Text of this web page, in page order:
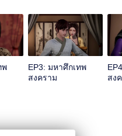
ะวัติของบิดานั้นเป็นปริศนา สองแม่
และต้องพึ่งพากันเพื่อเอาตัวรอด เพื่อ
พื่อปกป้องทุกสิ่งที่ตนเองรัก ฉินเฉิน
คว้นทั้งห้าของใต้หล้า และก้าวสู่
พ
EP3: มหาศึกเทพ
สงคราม
สง